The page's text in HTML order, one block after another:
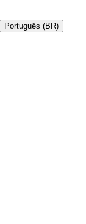
Português (BR)